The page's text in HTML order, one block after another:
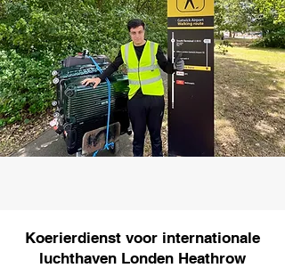
Koerierdienst voor internationale
luchthaven Londen Heathrow